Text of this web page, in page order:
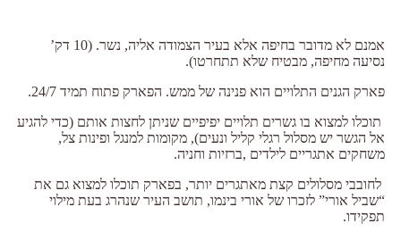
אמנם לא מדובר בחיפה אלא בעיר הצמודה אליה, נשר. (10 דק’
נסיעה מחיפה, מבטיח שלא תתחרטו).
פארק הגנים התלויים הוא פנינה של ממש. הפארק פתוח תמיד 24/7.
תוכלו למצוא בו גשרים תלויים יפיפיים שניתן לחצות אותם (כדי להגיע
אל הגשר יש מסלול רגלי קליל ונעים), מקומות למנגל ופינות צל,
משחקים אתגריים לילדים ,ברזיות וחניה.
לחובבי מסלולים קצת מאתגרים יותר, בפארק תוכלו למצוא גם את
“שביל אורי” לזכרו של אורי בינמו, תושב העיר שנהרג בעת מילוי
תפקידו.